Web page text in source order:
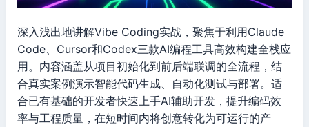
深入浅出地讲解Vibe Coding实战，聚焦于利用Claude
Code、Cursor和Codex三款AI编程工具高效构建全栈应
用。内容涵盖从项目初始化到前后端联调的全流程，结
合真实案例演示智能代码生成、自动化测试与部署。适
合已有基础的开发者快速上手AI辅助开发，提升编码效
率与工程质量，在短时间内将创意转化为可运行的产